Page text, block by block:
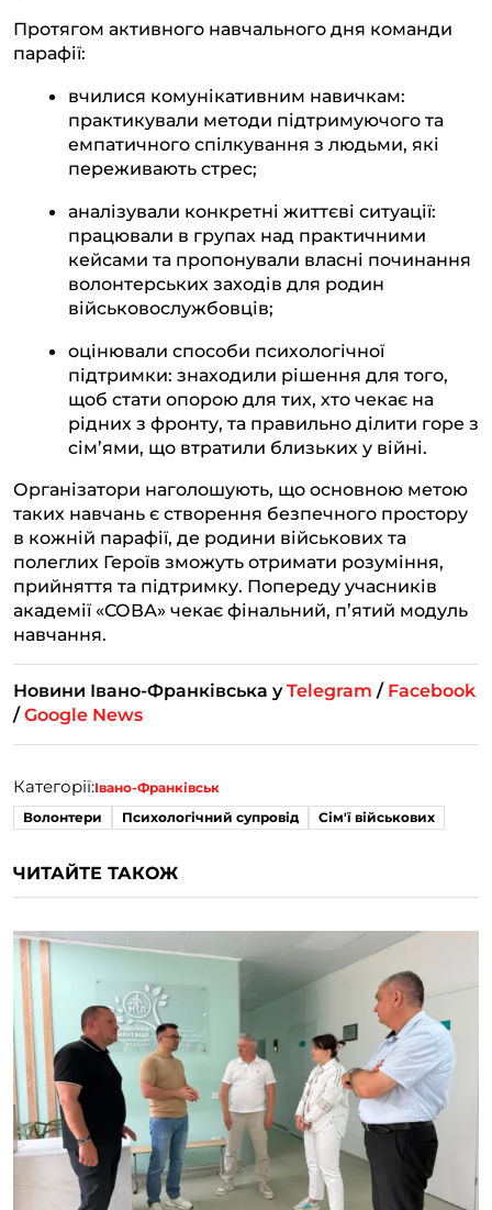
Протягом активного навчального дня команди
парафії:
вчилися комунікативним навичкам:
практикували методи підтримуючого та
емпатичного спілкування з людьми, які
переживають стрес;
аналізували конкретні життєві ситуації:
працювали в групах над практичними
кейсами та пропонували власні починання
волонтерських заходів для родин
військовослужбовців;
оцінювали способи психологічної
підтримки: знаходили рішення для того,
щоб стати опорою для тих, хто чекає на
рідних з фронту, та правильно ділити горе з
сім’ями, що втратили близьких у війні.
Організатори наголошують, що основною метою
таких навчань є створення безпечного простору
в кожній парафії, де родини військових та
полеглих Героїв зможуть отримати розуміння,
прийняття та підтримку. Попереду учасників
академії «СОВА» чекає фінальний, п’ятий модуль
навчання.
Новини Івано-Франківська уTelegram / Facebook
/Google News
Категорії:Івано-Франківськ
Волонтери
Психологічний супровід Сім'ї військових
ЧИТАЙТЕ ТАКОЖ